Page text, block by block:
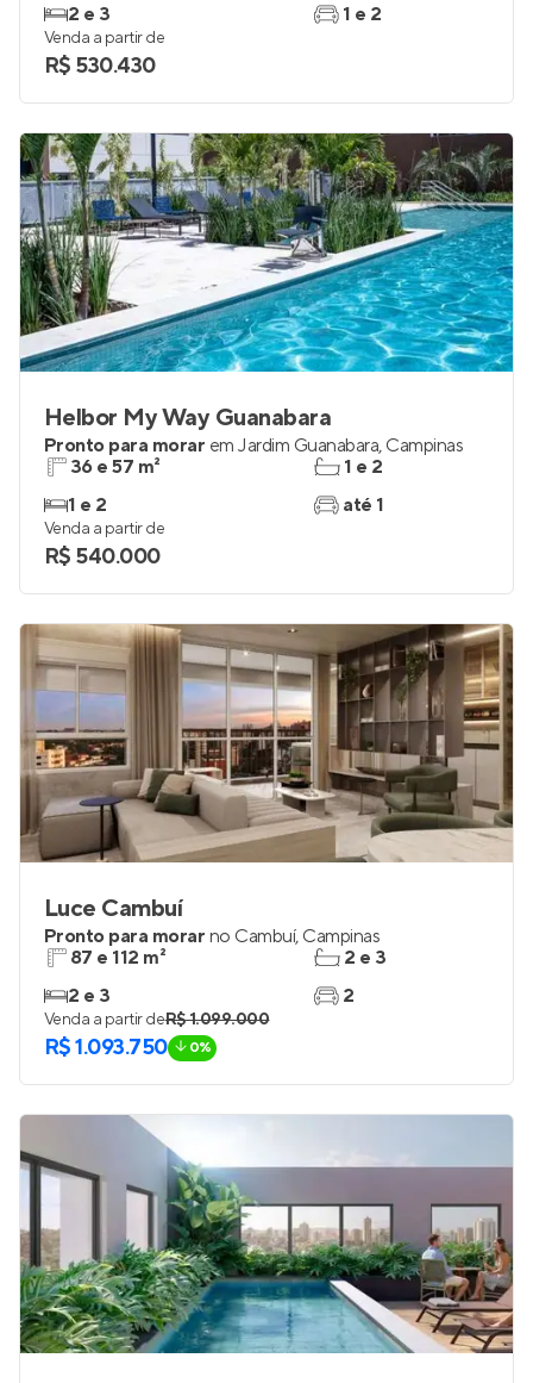
2 e 3
1 e 2
Venda a partir de
R$ 530.430
Helbor My Way Guanabara
Pronto para morar em Jardim Guanabara, Campinas
36 e 57 m²
1 e 2
1 e 2
até 1
Venda a partir de
R$ 540.000
Luce Cambuí
Pronto para morar no Cambuí, Campinas
87 e 112 m²
2 e 3
2 e 3
2
Venda a partir deR$ 1.099.000
R$ 1.093.750 0%